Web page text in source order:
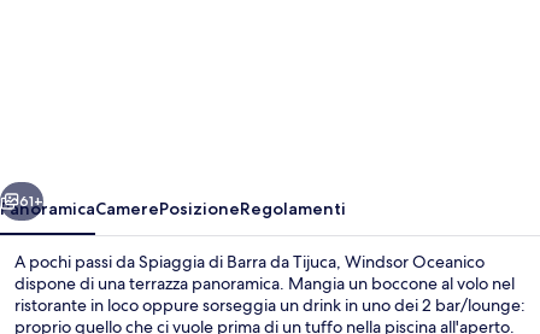
Avanti
61+
PanoramicaCamerePosizioneRegolamenti
A pochi passi da Spiaggia di Barra da Tijuca, Windsor Oceanico
dispone di una terrazza panoramica. Mangia un boccone al volo nel
ristorante in loco oppure sorseggia un drink in uno dei 2 bar/lounge:
proprio quello che ci vuole prima di un tuffo nella piscina all'aperto.